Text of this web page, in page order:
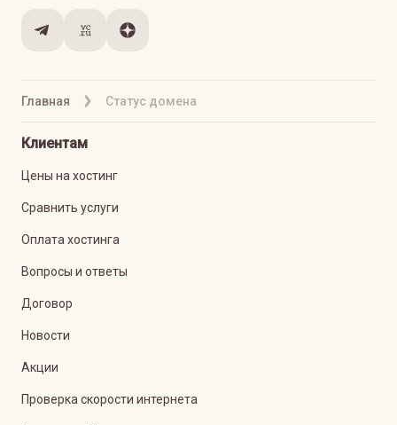
Главная Статус домена
Клиентам
Цены на хостинг
Сравнить услуги
Оплата хостинга
Вопросы и ответы
Договор
Новости
Акции
Проверка скорости интернета